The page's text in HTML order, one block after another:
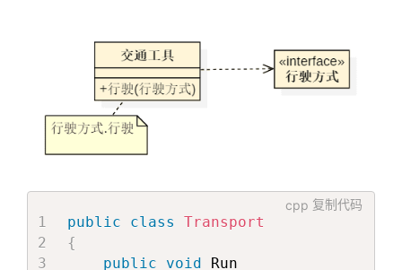
cpp 复制代码
public class
Transport
{
public
void
Run